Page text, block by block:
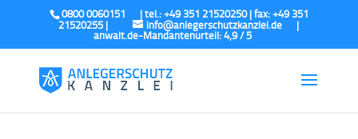
0800 0060151
info@anlegerschutzkanzlei.de